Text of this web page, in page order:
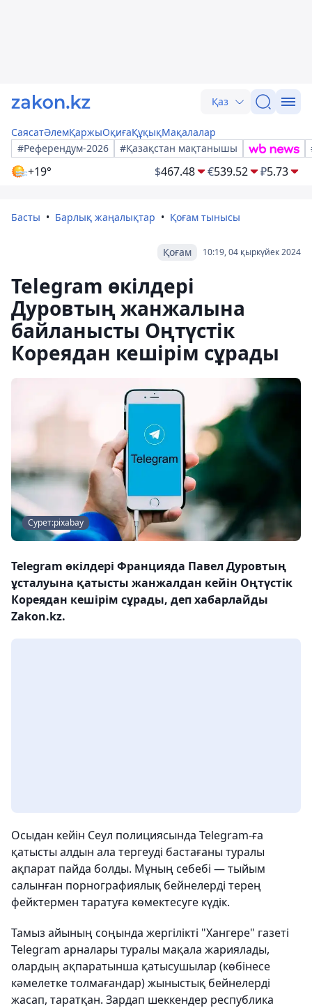
Қаз
СаясатӘлемҚаржыОқиғаҚұқықМақалалар
#Референдум-2026
#Қазақстан мақтанышы
+19° $467.48 €539.52 ₽5.73
Басты Барлық жаңалықтар Қоғам тынысы
10:19, 04 қыркүйек 2024
Қоғам
Telegram өкілдері
Дуровтың жанжалына
байланысты Оңтүстік
Кореядан кешірім сұрады
Сурет:pixabay
Telegram өкілдері Францияда Павел Дуровтың
ұсталуына қатысты жанжалдан кейін Оңтүстік
Кореядан кешірім сұрады, деп хабарлайды
Zakon.kz.
Осыдан кейін Сеул полициясында Telegram-ға
қатысты алдын ала тергеуді бастағаны туралы
ақпарат пайда болды. Мұның себебі — тыйым
салынған порнографиялық бейнелерді терең
фейктермен таратуға көмектесуге күдік.
Тамыз айының соңында жергілікті "Хангере" газеті
Telegram арналары туралы мақала жариялады,
олардың ақпаратынша қатысушылар (көбінесе
кәмелетке толмағандар) жыныстық бейнелерді
жасап, таратқан. Зардап шеккендер республика